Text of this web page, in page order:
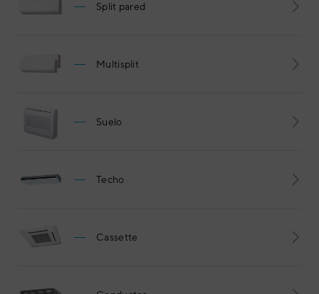
Split pared
Multisplit
Suelo
Techo
Cassette